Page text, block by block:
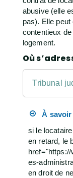
abusive (elle
pas). Elle
contentieux
logement.
Où
Tribunal
À savoir
si le
en retard, le
es-
en droit de